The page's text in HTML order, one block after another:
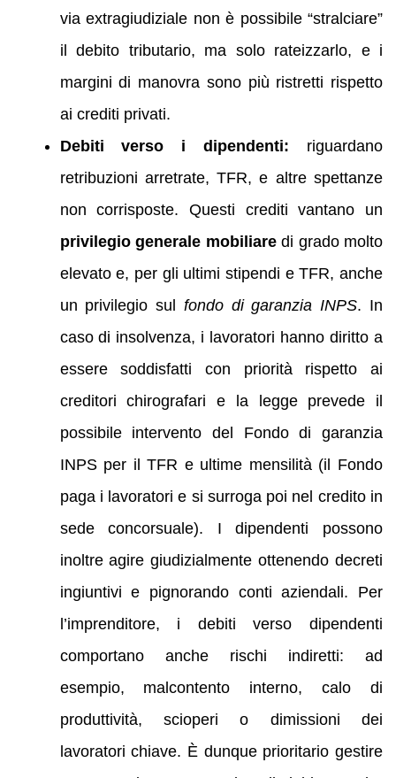
via extragiudiziale non è possibile “stralciare”
il debito tributario, ma solo rateizzarlo, e i
margini di manovra sono più ristretti rispetto
ai crediti privati.
Debiti verso i dipendenti: riguardano
retribuzioni arretrate, TFR, e altre spettanze
non corrisposte. Questi crediti vantano un
privilegio generale mobiliaredi grado molto
elevato e, per gli ultimi stipendi e TFR, anche
un privilegio sul fondo di garanzia INPS. In
caso di insolvenza, i lavoratori hanno diritto a
essere soddisfatti con priorità rispetto ai
creditori chirografari e la legge prevede il
possibile intervento del Fondo di garanzia
INPS per il TFR e ultime mensilità (il Fondo
paga i lavoratori e si surroga poi nel credito in
sede concorsuale). I dipendenti possono
inoltre agire giudizialmente ottenendo decreti
ingiuntivi e pignorando conti aziendali. Per
l’imprenditore, i debiti verso dipendenti
comportano anche rischi indiretti: ad
esempio, malcontento interno, calo di
produttività, scioperi o dimissioni dei
lavoratori chiave. È dunque prioritario gestire